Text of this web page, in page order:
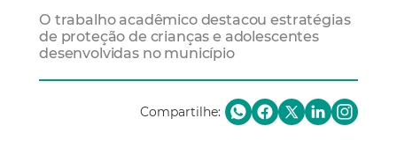
O trabalho acadêmico destacou estratégias
de proteção de crianças e adolescentes
desenvolvidas no município
Compartilhe: